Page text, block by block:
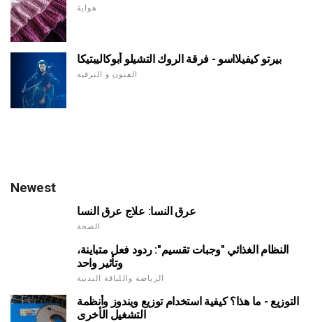
هواية
بيرتو كيفيلااسو - فرقة الروك التشيلو أبوكاليبتيكا
الفنون و الترفيه
Newest
عرق النسا: علاج عرق النسا
الصحة
النظام الغذائي "وجبات تقسيم": ردود فعل متباينة،
وتأثير واحد
الرياضة واللياقة البدنية
التوزيع - ما هذا؟ كيفية استخدام توزيع ويندوز وأنظمة
التشغيل الأخرى